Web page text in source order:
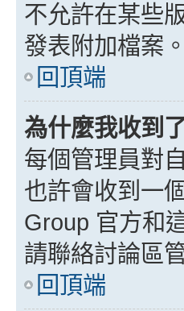
不允許在某些
發表附加檔案
回頂端
為什麼我收到
每個管理員對
也許會收到一
Group 官方和
請聯絡討論區
回頂端